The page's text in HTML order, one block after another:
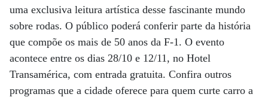
uma exclusiva leitura artística desse fascinante mundo
sobre rodas. O público poderá conferir parte da história
que compõe os mais de 50 anos da F-1. O evento
acontece entre os dias 28/10 e 12/11, no Hotel
Transamérica, com entrada gratuita. Confira outros
programas que a cidade oferece para quem curte carro a